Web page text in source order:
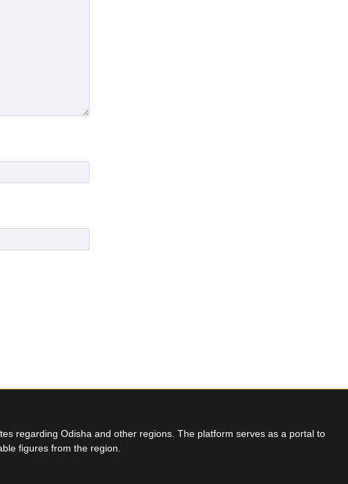
regarding Odisha and other regions. The platform serves as a portal to
figures from the region.